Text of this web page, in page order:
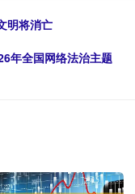
明将消亡
年全国网络法治主题